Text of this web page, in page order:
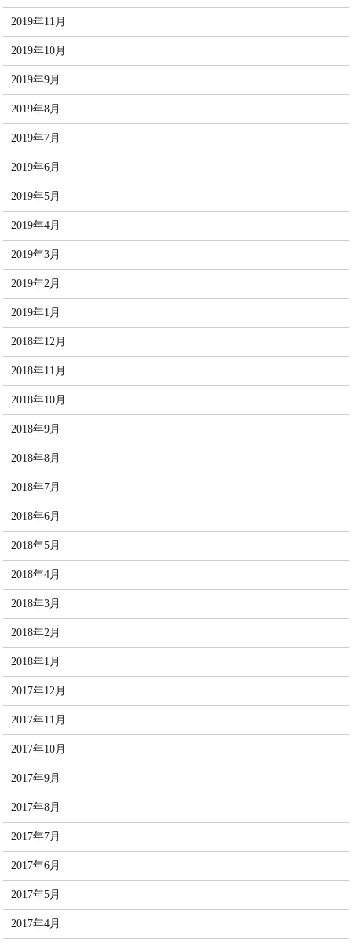
2019年11月
2019年10月
2019年9月
2019年8月
2019年7月
2019年6月
2019年5月
2019年4月
2019年3月
2019年2月
2019年1月
2018年12月
2018年11月
2018年10月
2018年9月
2018年8月
2018年7月
2018年6月
2018年5月
2018年4月
2018年3月
2018年2月
2018年1月
2017年12月
2017年11月
2017年10月
2017年9月
2017年8月
2017年7月
2017年6月
2017年5月
2017年4月